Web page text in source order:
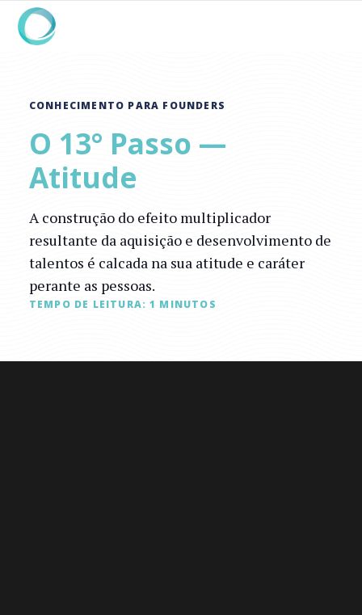
CONHECIMENTO PARA FOUNDERS
O 13° Passo —
Atitude
A construção do efeito multiplicador
resultante da aquisição e desenvolvimento de
talentos é calcada na sua atitude e caráter
perante as pessoas.
TEMPO DE LEITURA: 1 MINUTOS